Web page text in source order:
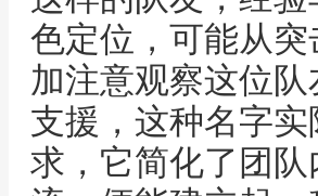
色定位，可能从
加注意观察这位
支援，这种名字
求，它简化了团